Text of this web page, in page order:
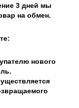
3 дней мы
на обмен.
нового